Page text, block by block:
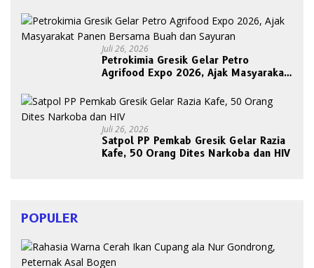
Juli 26, 2026
Petrokimia Gresik Gelar Petro
Agrifood Expo 2026, Ajak Masyarakat
Juli 26, 2026
Satpol PP Pemkab Gresik Gelar Razia
Kafe, 50 Orang Dites Narkoba dan HIV
POPULER